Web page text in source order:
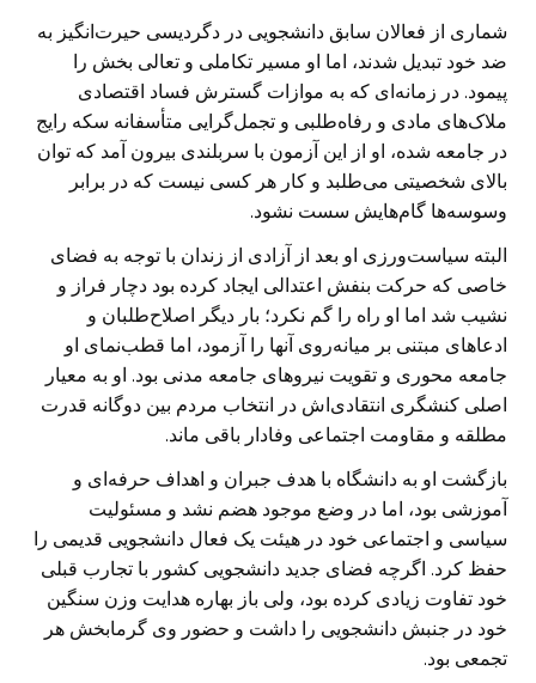
شماری از فعالان سابق دانشجویی در دگردیسی حیرت‌انگیز به
ضد خود تبدیل شدند، اما او مسیر تکاملی و تعالی بخش را
پیمود. در زمانه‌ای که به موازات گسترش فساد اقتصادی
ملاک‌های مادی و رفاه‌طلبی و تجمل‌گرایی متأسفانه سکه رایج
در جامعه شده، او از این آزمون با سربلندی بیرون آمد که توان
بالای شخصیتی می‌طلبد و کار هر کسی نیست که در برابر
وسوسه‌ها گام‌هایش سست نشود.
البته سیاست‌ورزی او بعد از آزادی از زندان با توجه به فضای
خاصی که حرکت بنفش اعتدالی ایجاد کرده بود دچار فراز و
نشیب شد اما او راه را گم نکرد؛ بار دیگر اصلاح‌طلبان و
ادعاهای مبتنی بر میانه‌روی آنها را آزمود، اما قطب‌نمای او
جامعه محوری و تقویت نیروهای جامعه مدنی بود. او به معیار
اصلی کنشگری انتقادی‌اش در انتخاب مردم بین دوگانه قدرت
مطلقه و مقاومت اجتماعی وفادار باقی ماند.
بازگشت او به دانشگاه با هدف جبران و اهداف حرفه‌ای و
آموزشی بود، اما در وضع موجود هضم نشد و مسئولیت
سیاسی و اجتماعی خود در هیئت یک فعال دانشجویی قدیمی را
حفظ کرد. اگرچه فضای جدید دانشجویی کشور با تجارب قبلی
خود تفاوت زیادی کرده بود، ولی باز بهاره هدایت وزن سنگین
خود در جنبش دانشجویی را داشت و حضور وی گرمابخش هر
تجمعی بود.